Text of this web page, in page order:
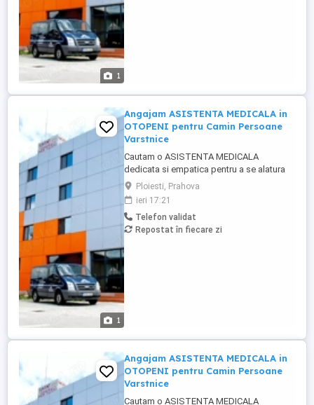
1
1
Angajam ASISTENTA MEDICALA in
OTOPENI pentru Camin Persoane
Varstnice
Cautam o ASISTENTA MEDICALA
dedicata si empatica pentru a se alatura
echipei noastre din OTOPENI, intr-un
Camin de Persoane Varstnice. Candidatul
ideal va fi responsabil a pentru acordarea
ingrijirilor medicale de baza rezidentilor,
monitorizarea starii de sanatate,
Ploiesti, Prahova
ieri 17:21
Telefon validat
Repostat în fiecare zi
Angajam ASISTENTA MEDICALA in
OTOPENI pentru Camin Persoane
Varstnice
Cautam o ASISTENTA MEDICALA